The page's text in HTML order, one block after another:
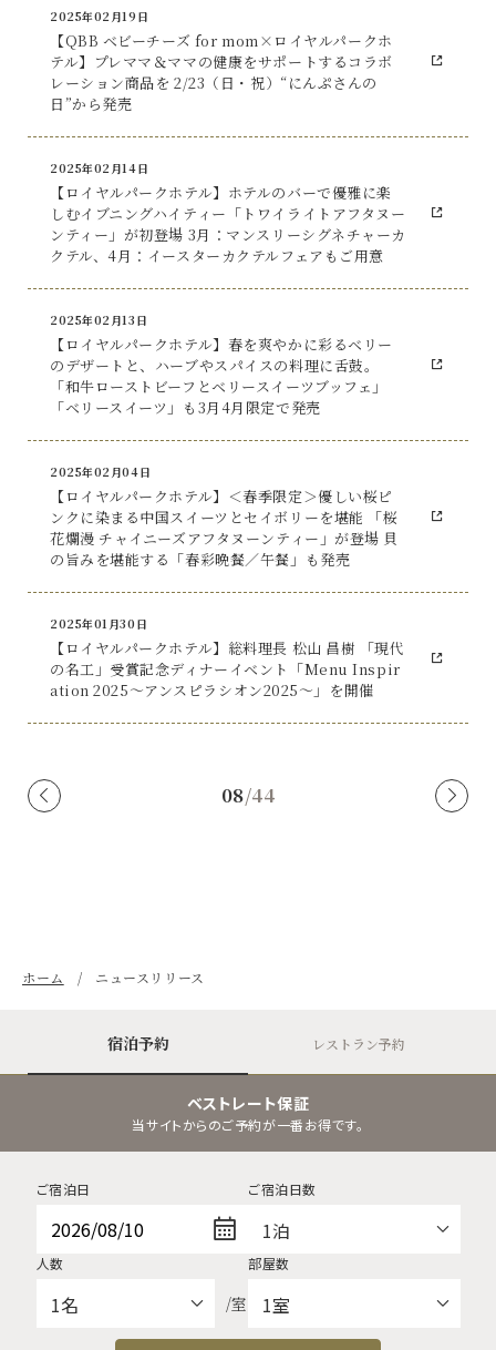
2025年02月19日
【QBB ベビーチーズ for mom×ロイヤルパークホ
テル】プレママ＆ママの健康をサポートするコラボ
レーション商品を 2/23（日・祝）“にんぷさんの
日”から発売
2025年02月14日
【ロイヤルパークホテル】ホテルのバーで優雅に楽
しむイブニングハイティー「トワイライトアフタヌー
ンティー」が初登場 3月：マンスリーシグネチャーカ
クテル、4月：イースターカクテルフェアもご用意
2025年02月13日
【ロイヤルパークホテル】春を爽やかに彩るベリー
のデザートと、ハーブやスパイスの料理に舌鼓。
「和牛ローストビーフとベリースイーツブッフェ」
「ベリースイーツ」も3月4月限定で発売
2025年02月04日
【ロイヤルパークホテル】＜春季限定＞優しい桜ピ
ンクに染まる中国スイーツとセイボリーを堪能 「桜
花爛漫 チャイニーズアフタヌーンティー」が登場 貝
の旨みを堪能する「春彩晩餐／午餐」も発売
2025年01月30日
【ロイヤルパークホテル】総料理長 松山 昌樹 「現代
の名工」受賞記念ディナーイベント「Menu Inspir
ation 2025～アンスピラシオン2025～」を開催
08/44
ホーム ニュースリリース
宿泊予約 レストラン予約
ベストレート保証
当サイトからのご予約が一番お得です。
ご宿泊日 ご宿泊日数
人数
/室
部屋数